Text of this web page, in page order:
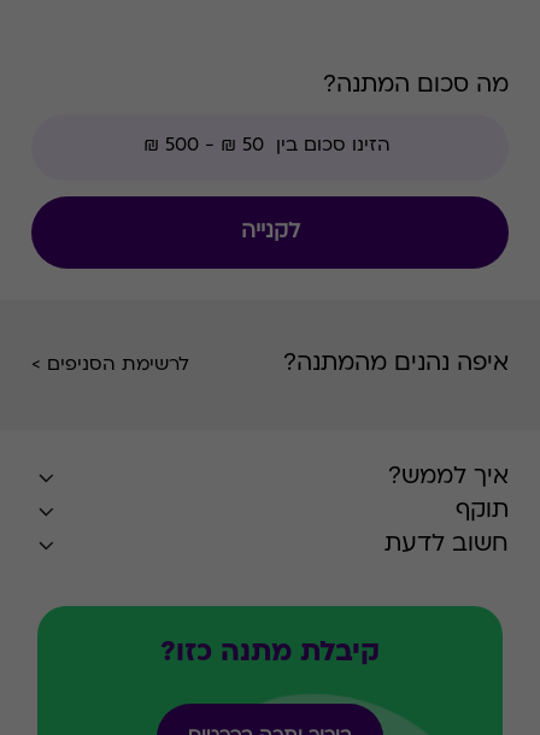
מה סכום המתנה?
לקנייה
איפה נהנים מהמתנה? לרשימת הסניפים >
איך לממש?
תוקף
חשוב לדעת
קיבלת מתנה כזו?